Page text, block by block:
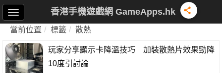
香港手機遊戲網 GameApps.hk
當前位置 標籤 散熱
玩家分享顯示卡降溫技巧 加裝散熱片效果勁降
10度引討論